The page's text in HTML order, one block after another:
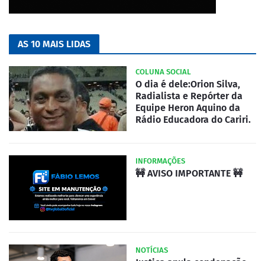
AS 10 MAIS LIDAS
COLUNA SOCIAL
O dia é dele:Orion Silva,
Radialista e Repórter da
Equipe Heron Aquino da
Rádio Educadora do Cariri.
INFORMAÇÕES
🚧 AVISO IMPORTANTE 🚧
NOTÍCIAS